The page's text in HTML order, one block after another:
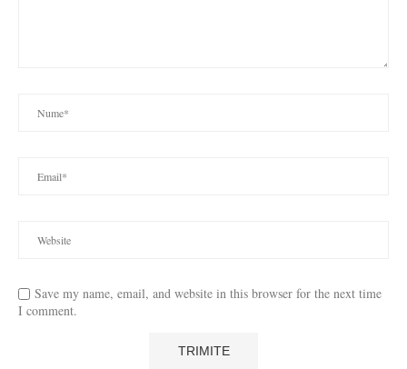
Save my name, email, and website in this browser for the next time
I comment.